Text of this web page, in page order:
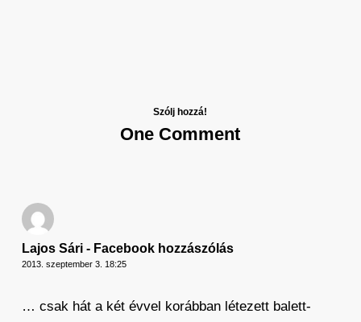
Szólj hozzá!
One Comment
Lajos Sári - Facebook hozzászólás
2013. szeptember 3. 18:25
… csak hát a két évvel korábban létezett balett-